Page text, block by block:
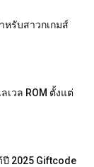
หรับสาวกเกมส์
เวล ROM ตั้งแต่
ปี 2025 Giftcode